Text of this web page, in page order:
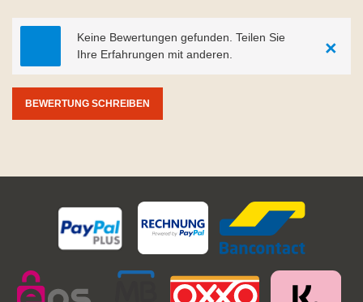
Keine Bewertungen gefunden. Teilen Sie
Ihre Erfahrungen mit anderen.
×
BEWERTUNG SCHREIBEN